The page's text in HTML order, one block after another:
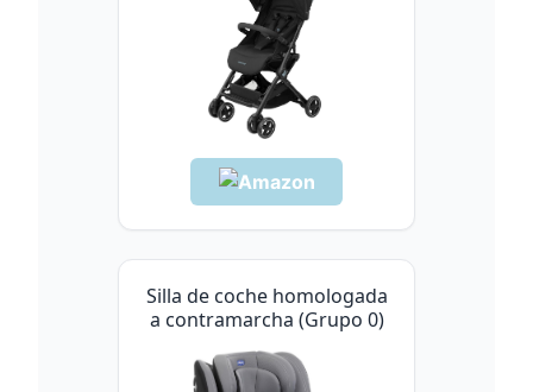
Silla de coche homologada
a contramarcha (Grupo 0)